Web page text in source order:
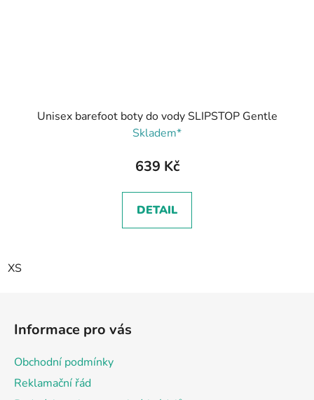
Unisex barefoot boty do vody SLIPSTOP Gentle
Skladem*
639 Kč
DETAIL
XS
Informace pro vás
Obchodní podmínky
Reklamační řád